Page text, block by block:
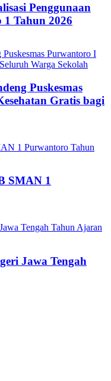
Penggunaan
1 Tahun 2026
Puskesmas
Gratis bagi
SMAN 1
Jawa Tengah